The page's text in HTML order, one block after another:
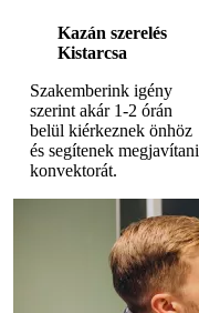
Kazán szerelés
Kistarcsa
Szakemberink igény
szerint akár 1-2 órán
belül kiérkeznek önhöz
és segítenek megjavítani
konvektorát.